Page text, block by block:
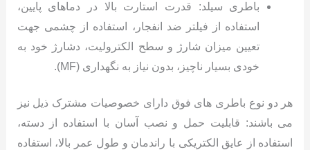
باطری سیلد: قدرت استارت بالا در دماهای پایین،
استفاده از فیلتر ضد انفجار، استفاده از چشمی جهت
تعیین میزان شارژ و سطح الکترولیت، دشارژ خود به
خودی بسیار ناچیز، بدون نیاز به نگهداری (MF).
هر دو نوع باطری های فوق دارای خصوصیات مشترک ذیل نیز
می باشند: قابلیت حمل و نصب آسان با استفاده از دسته،
استفاده از عایق الکتریکی با راندمان و طول عمر بالا، استفاده